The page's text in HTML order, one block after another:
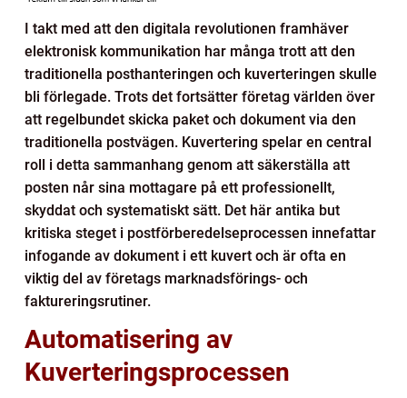
I takt med att den digitala revolutionen framhäver
elektronisk kommunikation har många trott att den
traditionella posthanteringen och kuverteringen skulle
bli förlegade. Trots det fortsätter företag världen över
att regelbundet skicka paket och dokument via den
traditionella postvägen. Kuvertering spelar en central
roll i detta sammanhang genom att säkerställa att
posten når sina mottagare på ett professionellt,
skyddat och systematiskt sätt. Det här antika but
kritiska steget i postförberedelseprocessen innefattar
infogande av dokument i ett kuvert och är ofta en
viktig del av företags marknadsförings- och
faktureringsrutiner.
Automatisering av
Kuverteringsprocessen